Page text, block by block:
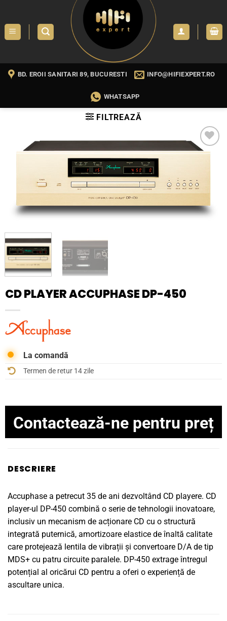
content
BD. EROII SANITARI 89, BUCURESTI INFO@HIFIEXPERT.RO
WHATSAPP
FILTREAZĂ
WISHLIST
CD PLAYER ACCUPHASE DP-450
La comandă
Termen de retur 14 zile
Contactează-ne pentru preț
DESCRIERE
Accuphase a petrecut 35 de ani dezvoltând CD playere. CD
player-ul DP-450 combină o serie de tehnologii inovatoare,
inclusiv un mecanism de acționare CD cu o structură
integrată puternică, amortizoare elastice de înaltă calitate
care protejează lentila de vibrații și convertoare D/A de tip
MDS+ cu patru circuite paralele. DP-450 extrage întregul
potențial al oricărui CD pentru a oferi o experiență de
ascultare unica.